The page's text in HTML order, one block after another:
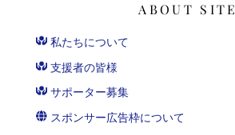
ABOUT SITE
私たちについて
支援者の皆様
サポーター募集
スポンサー広告枠について